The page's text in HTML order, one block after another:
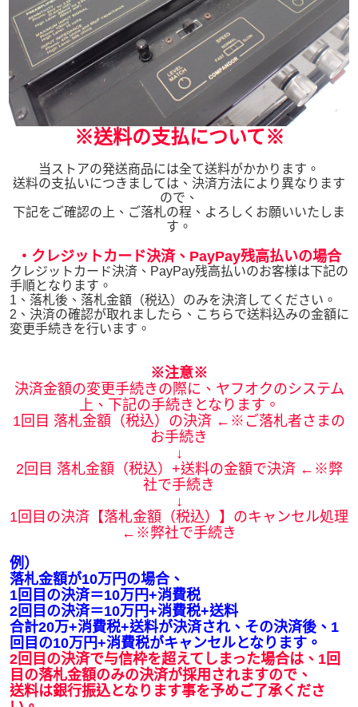
※送料の支払について※
当ストアの発送商品には全て送料がかかります。
送料の支払いにつきましては、決済方法により異なります
ので、
下記をご確認の上、ご落札の程、よろしくお願いいたしま
す。
・クレジットカード決済、PayPay残高払いの場合
クレジットカード決済、PayPay残高払いのお客様は下記の
手順となります。
1、落札後、落札金額（税込）のみを決済してください。
2、決済の確認が取れましたら、こちらで送料込みの金額に
変更手続きを行います。
※注意※
決済金額の変更手続きの際に、ヤフオクのシステム
上、下記の手続きとなります。
1回目 落札金額（税込）の決済 ←※ご落札者さまの
お手続き
↓
2回目 落札金額（税込）+送料の金額で決済 ←※弊
社で手続き
↓
1回目の決済【落札金額（税込）】のキャンセル処理
←※弊社で手続き
例）
落札金額が10万円の場合、
1回目の決済＝10万円+消費税
2回目の決済＝10万円+消費税+送料
合計20万+消費税+送料が決済され、その決済後、1
回目の10万円+消費税がキャンセルとなります。
2回目の決済で与信枠を超えてしまった場合は、1回
目の落札金額のみの決済が採用されますので、
送料は銀行振込となります事を予めご了承くださ